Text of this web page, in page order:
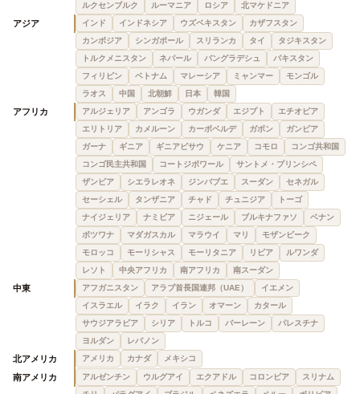
ルクセンブルク
ルーマニア ロシア 北マケドニア
アジア インド インドネシア ウズベキスタン
カザフスタン
カンボジア
シンガポール スリランカ タイ
タジキスタン
トルクメニスタン
ネパール バングラデシュ
パキスタン
フィリピン
ベトナム マレーシア ミャンマー
モンゴル
ラオス
中国 北朝鮮 日本 韓国
アフリカ アルジェリア アンゴラ ウガンダ エジプト
エチオピア
エリトリア
カメルーン カーボベルデ ガボン
ガンビア
ガーナ
ギニア ギニアビサウ ケニア コモロ
コンゴ共和国
コンゴ民主共和国
コートジボワール
サントメ・プリンシペ
ザンビア
シエラレオネ ジンバブエ スーダン
セネガル
セーシェル
タンザニア チャド チュニジア
トーゴ
ナイジェリア
ナミビア ニジェール ブルキナファソ
ベナン
ボツワナ
マダガスカル マラウイ マリ
モザンビーク
モロッコ
モーリシャス モーリタニア リビア
ルワンダ
レソト
中央アフリカ 南アフリカ 南スーダン
中東 アフガニスタン アラブ首長国連邦（UAE）
イエメン
イスラエル
イラク イラン オマーン
カタール
サウジアラビア
シリア トルコ バーレーン
パレスチナ
ヨルダン
レバノン
北アメリカ アメリカ カナダ メキシコ
南アメリカ アルゼンチン ウルグアイ エクアドル コロンビア
スリナム